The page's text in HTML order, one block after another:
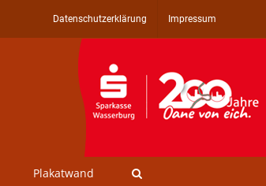
Datenschutzerklärung Impressum
Plakatwand